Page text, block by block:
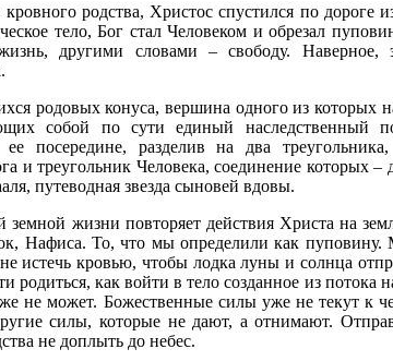
родства, Христос спустился по дороге
тело, Бог стал Человеком и обрезал
жизнь, другими словами – свободу.
родовых конуса, вершина одного из которых
собой по сути единый наследственный
ее посередине, разделив на два
и треугольник Человека, соединение которых –
путеводная звезда сыновей вдовы.
жизни повторяет действия Христа на
Нафиса. То, что мы определили как пуповину.
истечь кровью, чтобы лодка луны и солнца
родиться, как войти в тело созданное из потока
не может. Божественные силы уже не текут к
силы, которые не дают, а отнимают.
не доплыть до небес.